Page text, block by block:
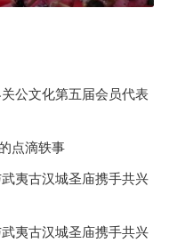
公文化第五届会员代表
点滴轶事
夷古汉城圣庙携手共兴
夷古汉城圣庙携手共兴